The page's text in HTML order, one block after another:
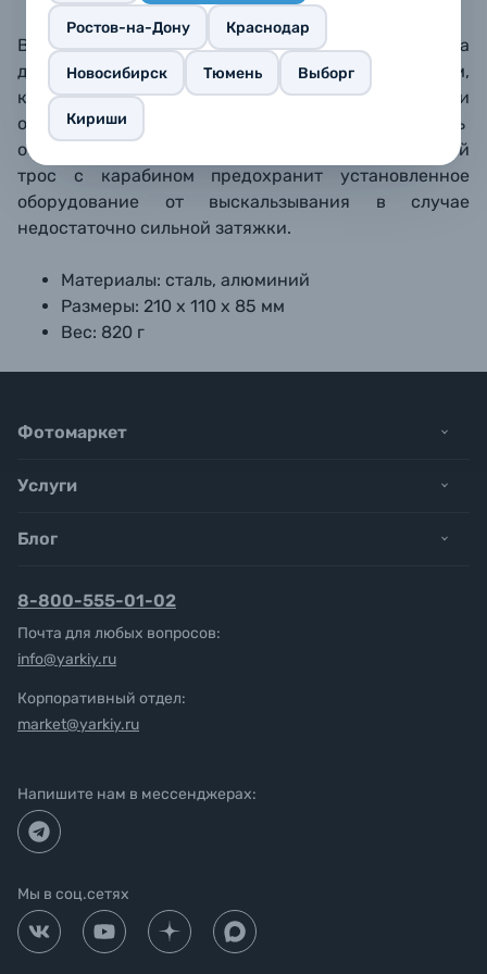
Ростов-на-Дону Краснодар
Новосибирск Тюмень Выборг
Кириши
В комплекте съемная крепежная шпилька
диаметром 16 мм со страховочным воротником,
который не даст шпильке выскользнуть при
ослаблении зажима. Шпилька позволяет вращать
осветительный прибор. Стальной страховочный
трос с карабином предохранит установленное
оборудование от выскальзывания в случае
недостаточно сильной затяжки.
Материалы: сталь, алюминий
Размеры: 210 х 110 х 85 мм
Вес: 820 г
Фотомаркет
Услуги
Блог
8-800-555-01-02
Почта для любых вопросов:
info@yarkiy.ru
Корпоративный отдел:
market@yarkiy.ru
Напишите нам в мессенджерах:
Мы в соц.сетях